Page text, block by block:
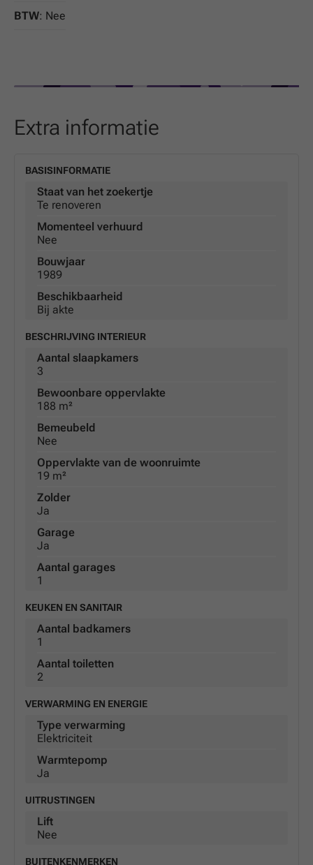
BTW: Nee
Extra informatie
BASISINFORMATIE
Staat van het zoekertje
Te renoveren
Momenteel verhuurd
Nee
Bouwjaar
1989
Beschikbaarheid
Bij akte
BESCHRIJVING INTERIEUR
Aantal slaapkamers
3
Bewoonbare oppervlakte
188 m²
Bemeubeld
Nee
Oppervlakte van de woonruimte
19 m²
Zolder
Ja
Garage
Ja
Aantal garages
1
KEUKEN EN SANITAIR
Aantal badkamers
1
Aantal toiletten
2
VERWARMING EN ENERGIE
Type verwarming
Elektriciteit
Warmtepomp
Ja
UITRUSTINGEN
Lift
Nee
BUITENKENMERKEN